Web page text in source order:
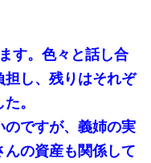
す。色々と話し合
し、残りはそれぞ
。
ですが、義姉の実
の資産も関係して